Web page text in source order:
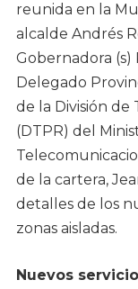
reunida en la
alcalde Andrés
Gobernadora (s)
Delegado
de la División de
(DTPR) del
de la cartera,
detalles de los
zonas aisladas.
Nuevos